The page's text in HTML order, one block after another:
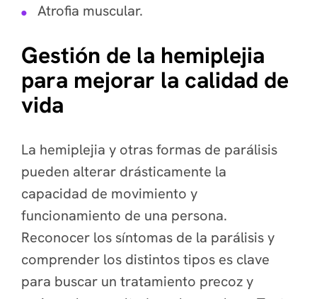
Atrofia muscular.
Gestión de la hemiplejia
para mejorar la calidad de
vida
La hemiplejia y otras formas de parálisis
pueden alterar drásticamente la
capacidad de movimiento y
funcionamiento de una persona.
Reconocer los síntomas de la parálisis y
comprender los distintos tipos es clave
para buscar un tratamiento precoz y